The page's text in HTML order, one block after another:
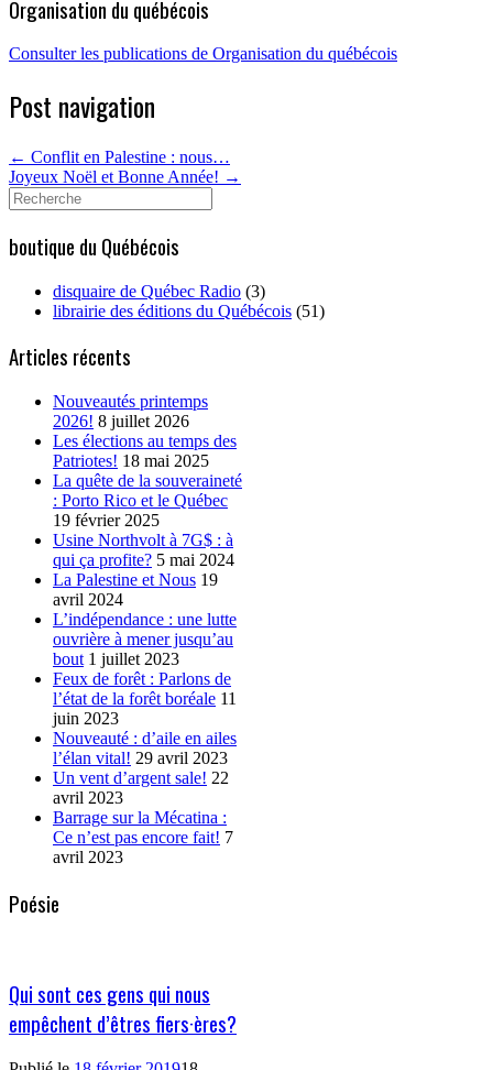
Organisation du québécois
Consulter les publications de Organisation du québécois
Post navigation
← Conflit en Palestine : nous…
Joyeux Noël et Bonne Année! →
Search
for:
boutique du Québécois
disquaire de Québec Radio (3)
librairie des éditions du Québécois (51)
Articles récents
Nouveautés printemps
2026! 8 juillet 2026
Les élections au temps des
Patriotes! 18 mai 2025
La quête de la souveraineté
: Porto Rico et le Québec
19 février 2025
Usine Northvolt à 7G$ : à
qui ça profite? 5 mai 2024
La Palestine et Nous 19
avril 2024
L’indépendance : une lutte
ouvrière à mener jusqu’au
bout 1 juillet 2023
Feux de forêt : Parlons de
l’état de la forêt boréale 11
juin 2023
Nouveauté : d’aile en ailes
l’élan vital! 29 avril 2023
Un vent d’argent sale! 22
avril 2023
Barrage sur la Mécatina :
Ce n’est pas encore fait! 7
avril 2023
Poésie
Qui sont ces gens qui nous
empêchent d’êtres fiers·ères?